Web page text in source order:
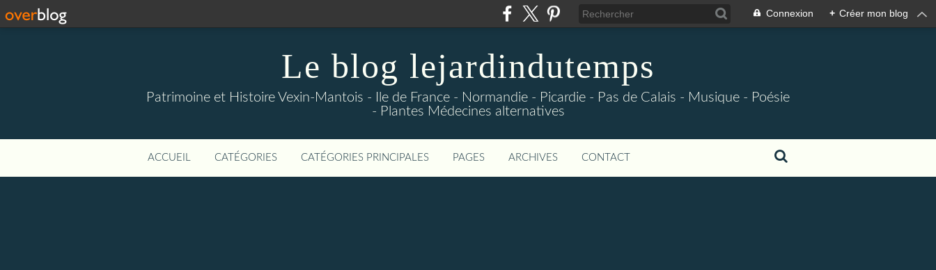
Connexion + Créer mon blog
Le blog lejardindutemps
Patrimoine et Histoire Vexin-Mantois - Ile de France - Normandie - Picardie - Pas de Calais - Musique - Poésie
- Plantes Médecines alternatives
ACCUEIL CATÉGORIES CATÉGORIES PRINCIPALES PAGES ARCHIVES CONTACT